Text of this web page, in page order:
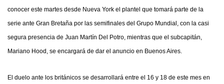
conocer este martes desde Nueva York el plantel que tomará parte de la
serie ante Gran Bretaña por las semifinales del Grupo Mundial, con la casi
segura presencia de Juan Martín Del Potro, mientras que el subcapitán,
Mariano Hood, se encargará de dar el anuncio en Buenos Aires.
El duelo ante los británicos se desarrollará entre el 16 y 18 de este mes en